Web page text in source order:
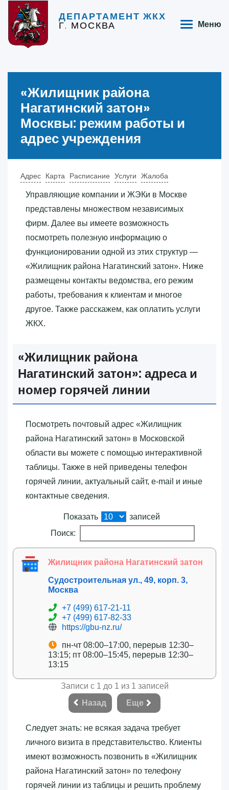
ДЕПАРТАМЕНТ ЖКХ
Г. МОСКВА Меню
«‎Жилищник района
Нагатинский затон»‎
Москвы: режим работы и
адрес учреждения
Адрес Карта Расписание Услуги Жалоба
Управляющие компании и ЖЭКи в Москве
представлены множеством независимых
фирм. Далее вы имеете возможность
посмотреть полезную информацию о
функционировании одной из этих структур —
«‎Жилищник района Нагатинский затон»‎. Ниже
размещены контакты ведомства, его режим
работы, требования к клиентам и многое
другое. Также расскажем, как оплатить услуги
ЖКХ.
«‎Жилищник района
Нагатинский затон»‎: адреса и
номер горячей линии
Посмотреть почтовый адрес «‎Жилищник
района Нагатинский затон»‎ в Московской
области вы можете с помощью интерактивной
таблицы. Также в ней приведены телефон
горячей линии, актуальный сайт, e-mail и иные
контактные сведения.
Показать
записей
Поиск:
Жилищник района Нагатинский затон
Судостроительная ул., 49, корп. 3,
Москва
+7 (499) 617-21-11
+7 (499) 617-82-33
https://gbu-nz.ru/
пн-чт 08:00–17:00, перерыв 12:30–
13:15; пт 08:00–15:45, перерыв 12:30–
13:15
Записи с 1 до 1 из 1 записей
Назад
Еще
Следует знать: не всякая задача требует
личного визита в представительство. Клиенты
имеют возможность позвонить в «‎Жилищник
района Нагатинский затон»‎ по телефону
горячей линии из таблицы и решить проблему